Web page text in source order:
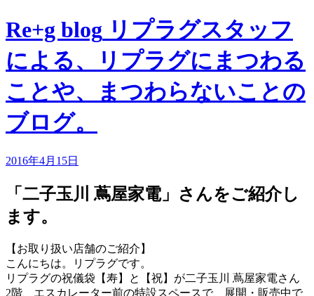
Re+g blog リプラグスタッフ
による、リプラグにまつわる
ことや、まつわらないことの
ブログ。
2016年4月15日
「二子玉川 蔦屋家電」さんをご紹介し
ます。
【お取り扱い店舗のご紹介】
こんにちは。リプラグです。
リプラグの祝儀袋【寿】と【祝】が二子玉川 蔦屋家電さん
2階、エスカレーター前の特設スペースで、展開・販売中で